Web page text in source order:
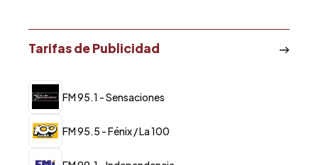
Tarifas de Publicidad
FM 95.1 - Sensaciones
FM 95.5 - Fénix / La 100